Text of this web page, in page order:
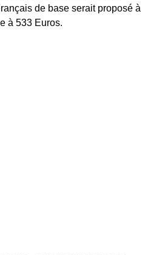
de base serait proposé à
à 533 Euros.